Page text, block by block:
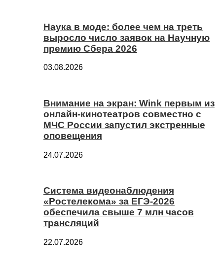
Наука в моде: более чем на треть
выросло число заявок на Научную
премию Сбера 2026
03.08.2026
Внимание на экран: Wink первым из
онлайн-кинотеатров совместно с
МЧС России запустил экстренные
оповещения
24.07.2026
Система видеонаблюдения
«Ростелекома» за ЕГЭ-2026
обеспечила свыше 7 млн часов
трансляций
22.07.2026